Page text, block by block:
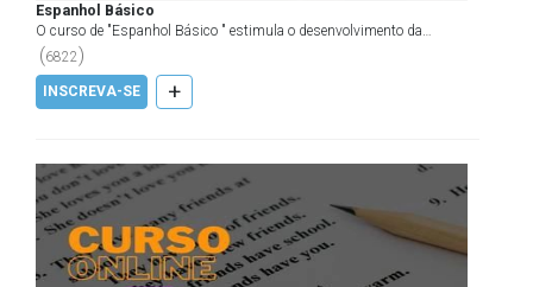
Espanhol Básico
O curso de "Espanhol Básico " estimula o desenvolvimento da
segunda língua mais falada mundialmente, o Espanhol. A...
(6822)
INSCREVA-SE +